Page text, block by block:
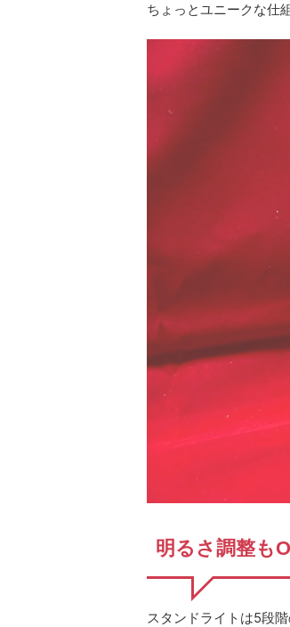
ちょっとユニークな仕
明るさ調整も
スタンドライトは5段